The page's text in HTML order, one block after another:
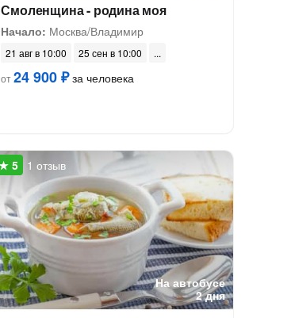
Смоленщина - родина моя
Начало: Москва/Владимир
21 авг в 10:00
25 сен в 10:00
от24 900 ₽за человека
На автобусе
2 дня
1 отзыв